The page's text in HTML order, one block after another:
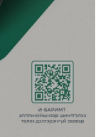
төмөр